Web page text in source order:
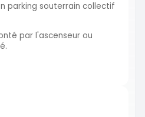
parking souterrain collectif
par l'ascenseur ou